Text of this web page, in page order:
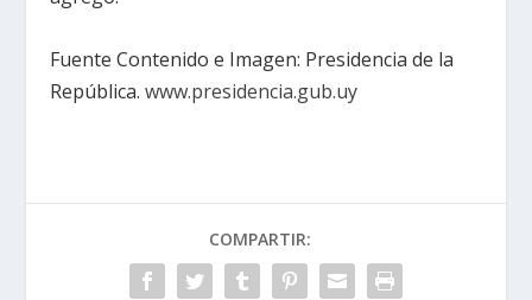
Fuente Contenido e Imagen: Presidencia de la
República.www.presidencia.gub.uy
COMPARTIR: